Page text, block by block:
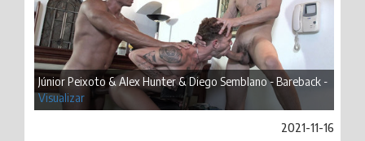
Júnior Peixoto & Alex Hunter & Diego Semblano - Bareback -
Visualizar
2021-11-16